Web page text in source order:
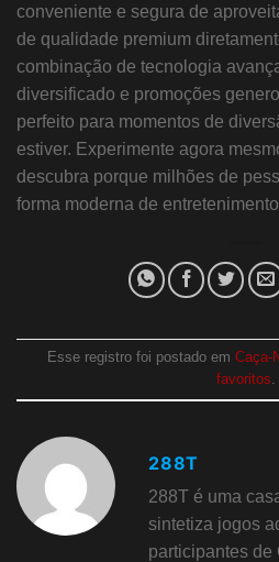
conveniente e segura de
de qualidade premium
combinação de tecnologia
diversificado e promoções
perfeito para momentos de
estiver. Experimente agora
descubra porque milhões de
forma moderna de
Esse registro foi postado em Caça-
favoritos.
288T
288T é uma
sintetiza jogos
participantes de